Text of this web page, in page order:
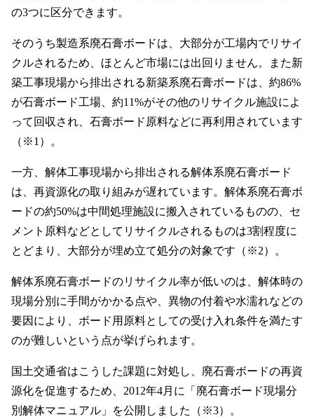
の3つに区分できます。
そのうち製造系廃石膏ボードは、大部分が工場内でリサイ
クルされるため、ほとんど市場には出回りません。また新
築工事現場から排出される新築系廃石膏ボードは、約86%
が石膏ボード工場、約11%がその他のリサイクル施設によ
って回収され、石膏ボード原料などに再利用されています
（※1）。
一方、解体工事現場から排出される解体系廃石膏ボード
は、再資源化の取り組みが遅れています。解体系廃石膏ボ
ードの約50%は中間処理施設に搬入されているものの、セ
メント原料などとしてリサイクルされるものは3割程度に
とどまり、大部分が埋め立て処分の対象です（※2）。
解体系廃石膏ボードのリサイクル率が低いのは、解体時の
現場分別に手間がかかる点や、異物の付着や水濡れなどの
要因により、ボード用原料としての受け入れ条件を満たす
のが難しいという点が挙げられます。
国土交通省はこうした課題に対処し、廃石膏ボードの再資
源化を促進するため、2012年4月に「廃石膏ボード現場分
別解体マニュアル」を公開しました（※3）。